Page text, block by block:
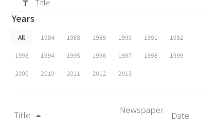
title
Years
All 1984 1988 1989 1990 1991 1992
1993 1994 1995 1996 1997 1998 1999
2000 2010 2011 2012 2013
Title arrow_drop_up
Newspaper Date